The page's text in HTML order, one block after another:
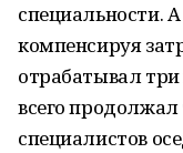
специальности.
компенсируя
отрабатывал
всего
специалистов